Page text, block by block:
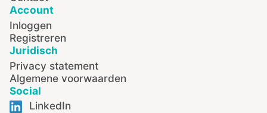
Account
Inloggen
Registreren
Juridisch
Privacy statement
Algemene voorwaarden
Social
LinkedIn